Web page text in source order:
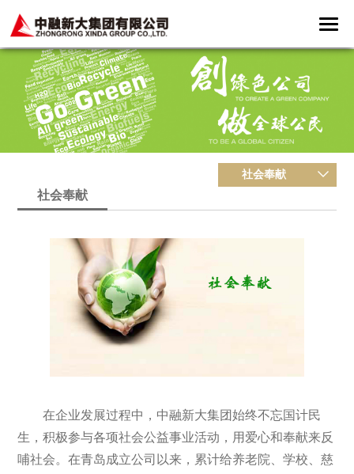
社会奉献
社会奉献
在企业发展过程中，中融新大集团始终不忘国计民
生，积极参与各项社会公益事业活动，用爱心和奉献来反
哺社会。在青岛成立公司以来，累计给养老院、学校、慈